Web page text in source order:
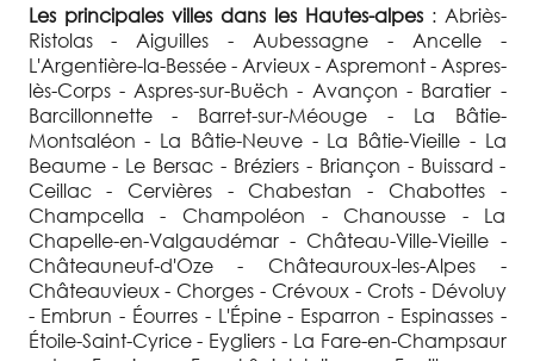
Les principales villes dans les Hautes-alpes : Abriès-
Ristolas - Aiguilles - Aubessagne - Ancelle -
L'Argentière-la-Bessée - Arvieux - Aspremont - Aspres-
lès-Corps - Aspres-sur-Buëch - Avançon - Baratier -
Barcillonnette - Barret-sur-Méouge - La Bâtie-
Montsaléon - La Bâtie-Neuve - La Bâtie-Vieille - La
Beaume - Le Bersac - Bréziers - Briançon - Buissard -
Ceillac - Cervières - Chabestan - Chabottes -
Champcella - Champoléon - Chanousse - La
Chapelle-en-Valgaudémar - Château-Ville-Vieille -
Châteauneuf-d'Oze - Châteauroux-les-Alpes -
Châteauvieux - Chorges - Crévoux - Crots - Dévoluy
- Embrun - Éourres - L'Épine - Esparron - Espinasses -
Étoile-Saint-Cyrice - Eygliers - La Fare-en-Champsaur